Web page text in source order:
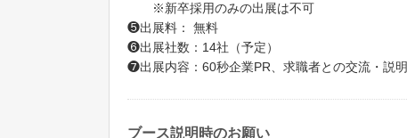
※新卒採用のみの出展は不可
❺出展料： 無料
❻出展社数：14社（予定）
❼出展内容：60秒企業PR、求職者との交流・説明
ブース説明時のお願い